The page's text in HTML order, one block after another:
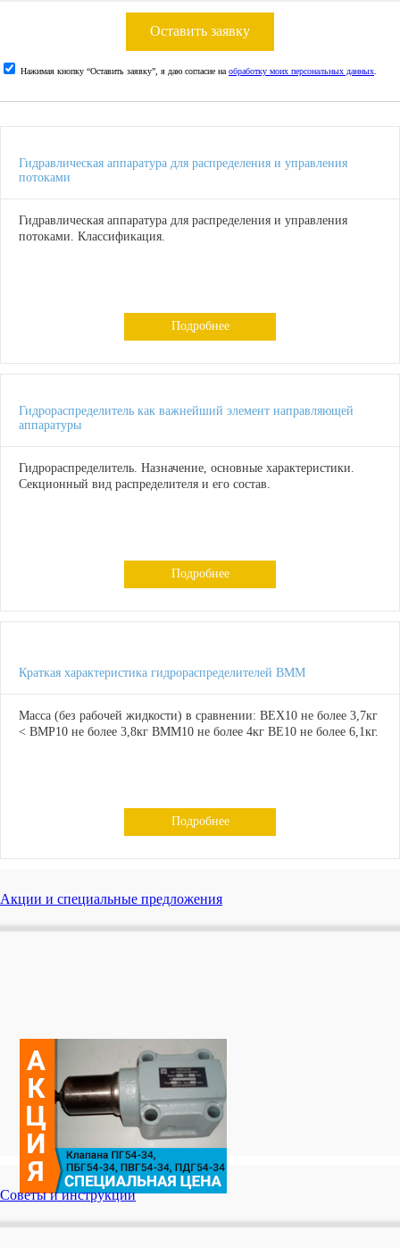
Оставить заявку
Нажимая кнопку “Оставить заявку”, я даю согласие на обработку моих персональных данных
Гидравлическая аппаратура для распределения и управления
потоками
Гидравлическая аппаратура для распределения и управления
потоками. Классификация.
Подробнее
Гидрораспределитель как важнейший элемент направляющей
аппаратуры
Гидрораспределитель. Назначение, основные характеристики.
Секционный вид распределителя и его состав.
Подробнее
Краткая характеристика гидрораспределителей ВММ
Масса (без рабочей жидкости) в сравнении: ВЕХ10 не более 3,7кг
< ВМР10 не более 3,8кг ВММ10 не более 4кг ВЕ10 не более 6,1кг.
Подробнее
Акции и специальные предложения
Советы и инструкции